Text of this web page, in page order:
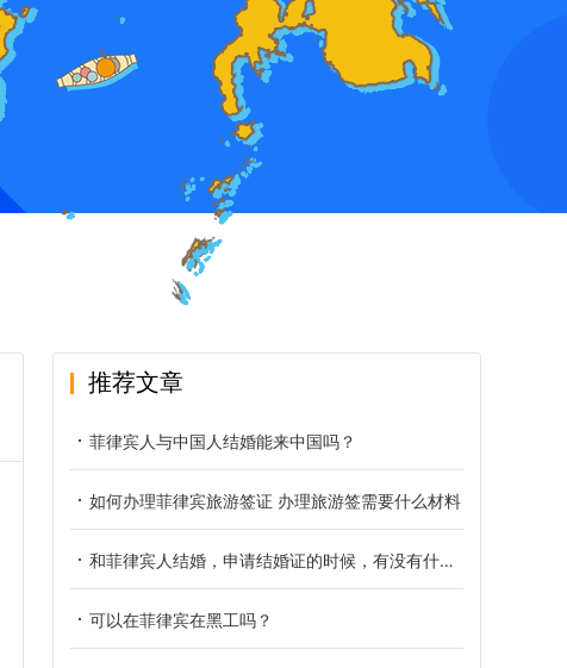
推荐文章
菲律宾人与中国人结婚能来中国吗？
如何办理菲律宾旅游签证 办理旅游签需要什么材料
和菲律宾人结婚，申请结婚证的时候，有没有什么特殊要求？
可以在菲律宾在黑工吗？